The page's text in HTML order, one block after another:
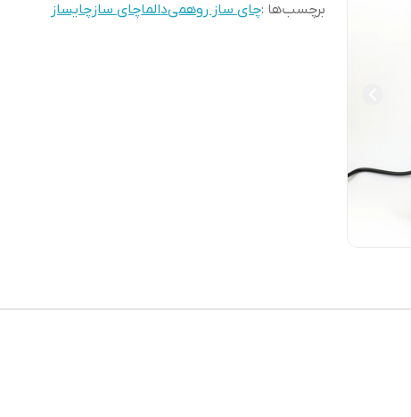
برچسب‌ها :چای ساز روهمیدالماچای سازچایساز